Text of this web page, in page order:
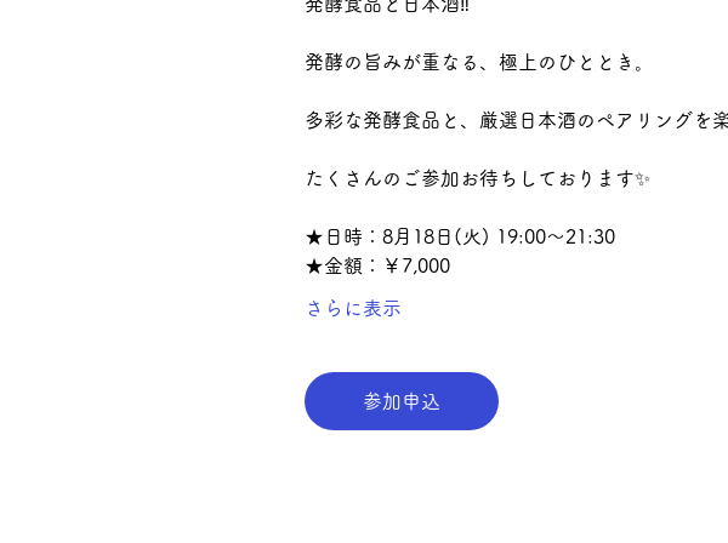
発酵の旨みが重なる、極上のひととき。
多彩な発酵食品と、厳選日本酒のペアリングを
たくさんのご参加お待ちしております✨
★日時：8月18日(火) 19:00～21:30
★金額：￥7,000
さらに表示
参加申込